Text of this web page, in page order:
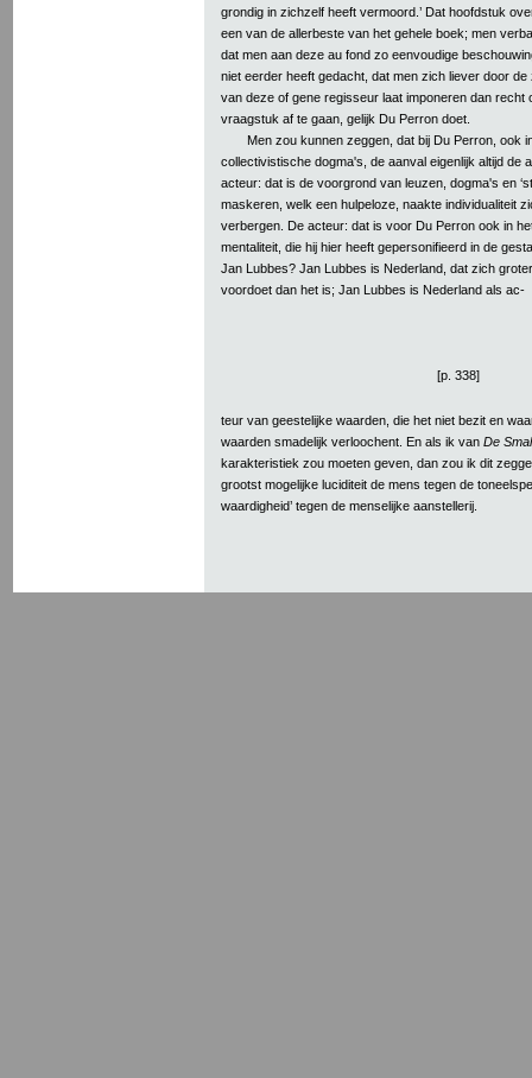
grondig in zichzelf heeft vermoord.’ Dat hoofdstuk
een van de allerbeste van het gehele boek; men
dat men aan deze au fond zo eenvoudige
niet eerder heeft gedacht, dat men zich liever door
van deze of gene regisseur laat imponeren dan recht
vraagstuk af te gaan, gelijk Du Perron doet.
Men zou kunnen zeggen, dat bij Du Perron, ook
collectivistische dogma's, de aanval eigenlijk altijd de
acteur: dat is de voorgrond van leuzen, dogma's en
maskeren, welk een hulpeloze, naakte individualiteit
verbergen. De acteur: dat is voor Du Perron ook in
mentaliteit, die hij hier heeft gepersonifieerd in de
Jan Lubbes? Jan Lubbes is Nederland, dat zich
voordoet dan het is; Jan Lubbes is Nederland als ac-
[p. 338]
teur van geestelijke waarden, die het niet bezit en
waarden smadelijk verloochent. En als ik van De
karakteristiek zou moeten geven, dan zou ik dit
grootst mogelijke luciditeit de mens tegen de
waardigheid’ tegen de menselijke aanstellerij.